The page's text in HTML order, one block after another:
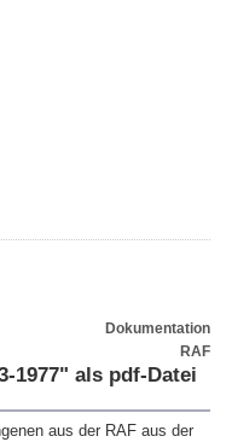
Dokumentation
RAF
1977" als pdf-Datei
aus der RAF aus der